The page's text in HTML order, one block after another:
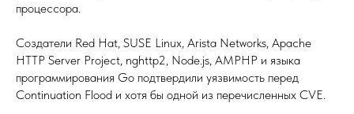
процессора.
Создатели Red Hat, SUSE Linux, Arista Networks, Apache
HTTP Server Project, nghttp2, Node.js, AMPHP и языка
программирования Go подтвердили уязвимость перед
Continuation Flood и хотя бы одной из перечисленных CVE.